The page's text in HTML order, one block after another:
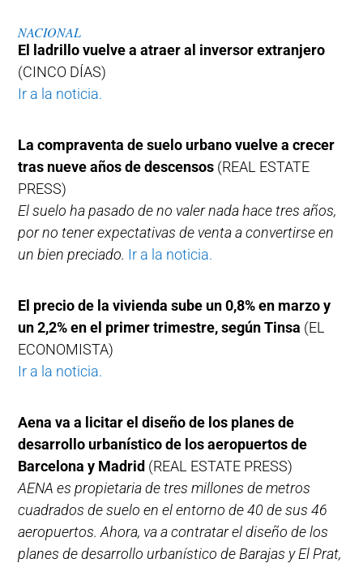
NACIONAL
El ladrillo vuelve a atraer al inversor extranjero
(CINCO DÍAS)
Ir a la noticia.
La compraventa de suelo urbano vuelve a crecer
tras nueve años de descensos (REAL ESTATE
PRESS)
El suelo ha pasado de no valer nada hace tres años,
por no tener expectativas de venta a convertirse en
un bien preciado. Ir a la noticia.
El precio de la vivienda sube un 0,8% en marzo y
un 2,2% en el primer trimestre, según Tinsa (EL
ECONOMISTA)
Ir a la noticia.
Aena va a licitar el diseño de los planes de
desarrollo urbanístico de los aeropuertos de
Barcelona y Madrid (REAL ESTATE PRESS)
AENA es propietaria de tres millones de metros
cuadrados de suelo en el entorno de 40 de sus 46
aeropuertos. Ahora, va a contratar el diseño de los
planes de desarrollo urbanístico de Barajas y El Prat,